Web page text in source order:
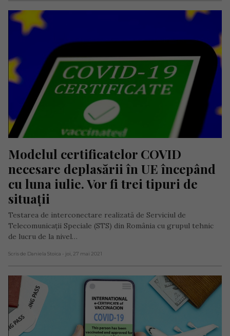
Modelul certificatelor COVID
necesare deplasării în UE începând
cu luna iulie. Vor fi trei tipuri de
situații
Testarea de interconectare realizată de Serviciul de
Telecomunicații Speciale (STS) din România cu grupul tehnic
de lucru de la nivel…
Scris de Daniela Stoica - joi, 27 mai 2021